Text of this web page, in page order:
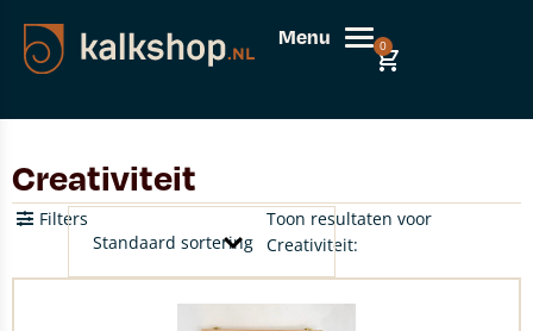
Menu 0
Creativiteit
Toon resultaten voor
Creativiteit:
Filters